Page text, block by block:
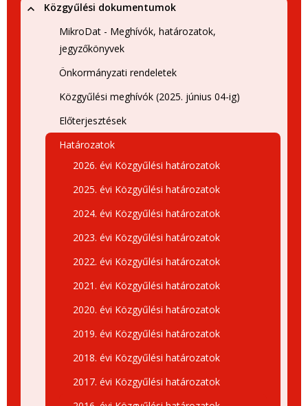
Közgyűlési dokumentumok
MikroDat - Meghívók, határozatok,
jegyzőkönyvek
Önkormányzati rendeletek
Közgyűlési meghívók (2025. június 04-ig)
Előterjesztések
Határozatok
2026. évi Közgyűlési határozatok
2025. évi Közgyűlési határozatok
2024. évi Közgyűlési határozatok
2023. évi Közgyűlési határozatok
2022. évi Közgyűlési határozatok
2021. évi Közgyűlési határozatok
2020. évi Közgyűlési határozatok
2019. évi Közgyűlési határozatok
2018. évi Közgyűlési határozatok
2017. évi Közgyűlési határozatok